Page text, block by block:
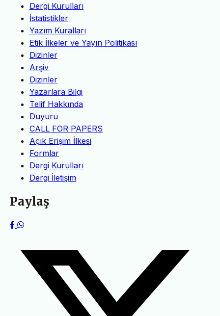
Dergi Kurulları
İstatistikler
Yazım Kuralları
Etik İlkeler ve Yayın Politikası
Dizinler
Arşiv
Dizinler
Yazarlara Bilgi
Telif Hakkında
Duyuru
CALL FOR PAPERS
Açık Erişim İlkesi
Formlar
Dergi Kurulları
Dergi İletişim
Paylaş